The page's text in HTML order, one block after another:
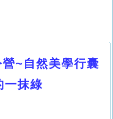
~自然美學行囊
一抹綠